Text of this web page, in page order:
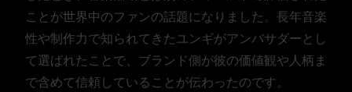
ことが世界中のファンの話題になりました。長年音楽
性や制作力で知られてきたユンギがアンバサダーとし
て選ばれたことで、ブランド側が彼の価値観や人柄ま
で含めて信頼していることが伝わったのです。